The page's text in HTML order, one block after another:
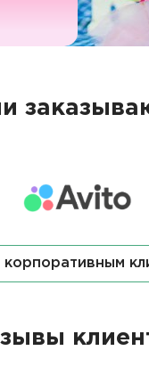
корпоративным